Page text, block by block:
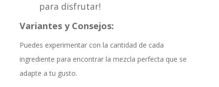
para disfrutar!
Variantes y Consejos:
Puedes experimentar con la cantidad de cada
ingrediente para encontrar la mezcla perfecta que se
adapte a tu gusto.